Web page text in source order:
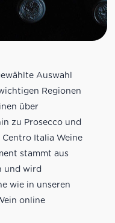
Auswahl
Regionen
über
zu Prosecco und
Italia Weine
stammt aus
und wird
wie in unseren
online